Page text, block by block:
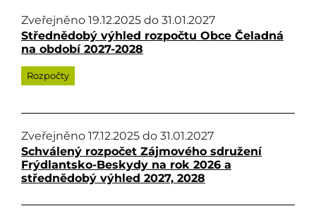
Zveřejněno 19.12.2025 do 31.01.2027
Střednědobý výhled rozpočtu Obce Čeladná
na období 2027-2028
Rozpočty
Zveřejněno 17.12.2025 do 31.01.2027
Schválený rozpočet Zájmového sdružení
Frýdlantsko-Beskydy na rok 2026 a
střednědobý výhled 2027, 2028